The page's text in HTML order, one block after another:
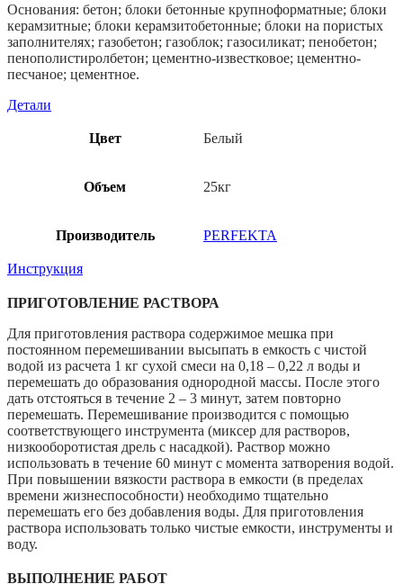
Основания: бетон; блоки бетонные крупноформатные; блоки
керамзитные; блоки керамзитобетонные; блоки на пористых
заполнителях; газобетон; газоблок; газосиликат; пенобетон;
пенополистиролбетон; цементно-известковое; цементно-
песчаное; цементное.
Детали
Цвет Белый
Объем 25кг
Производитель PERFEKTA
Инструкция
ПРИГОТОВЛЕНИЕ РАСТВОРА
Для приготовления раствора содержимое мешка при
постоянном перемешивании высыпать в емкость с чистой
водой из расчета 1 кг сухой смеси на 0,18 – 0,22 л воды и
перемешать до образования однородной массы. После этого
дать отстояться в течение 2 – 3 минут, затем повторно
перемешать. Перемешивание производится с помощью
соответствующего инструмента (миксер для растворов,
низкооборотистая дрель с насадкой). Раствор можно
использовать в течение 60 минут с момента затворения водой.
При повышении вязкости раствора в емкости (в пределах
времени жизнеспособности) необходимо тщательно
перемешать его без добавления воды. Для приготовления
раствора использовать только чистые емкости, инструменты и
воду.
ВЫПОЛНЕНИЕ РАБОТ